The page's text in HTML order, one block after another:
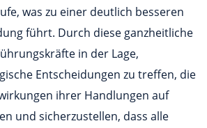
was zu einer deutlich besseren
führt. Durch diese ganzheitliche
in der Lage,
Entscheidungen zu treffen, die
ihrer Handlungen auf
und sicherzustellen, dass alle